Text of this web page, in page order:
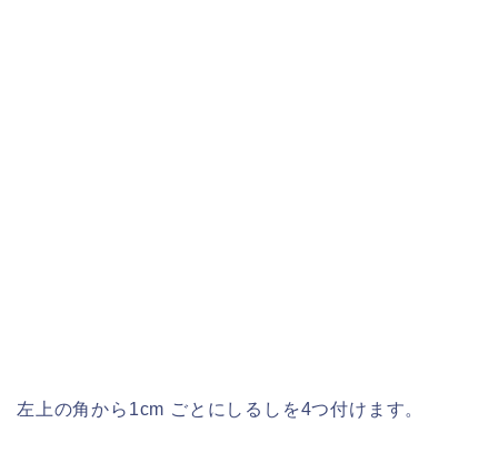
左上の角から1cm ごとにしるしを4つ付けます。